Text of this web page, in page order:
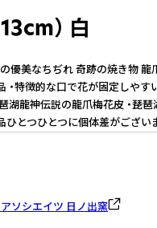
） 白
優美なちぢれ 奇跡の焼き物
・特徴的な口で花が固定しやす
湖龍神伝説の龍爪梅花皮 ・
ひとつひとつに個体差がござ
ソシエイツ 日ノ出窯